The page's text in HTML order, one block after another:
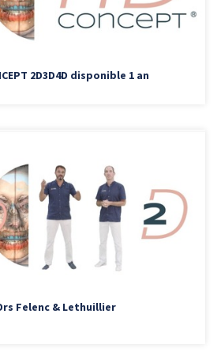
2D3D4D disponible 1 an
Felenc & Lethuillier